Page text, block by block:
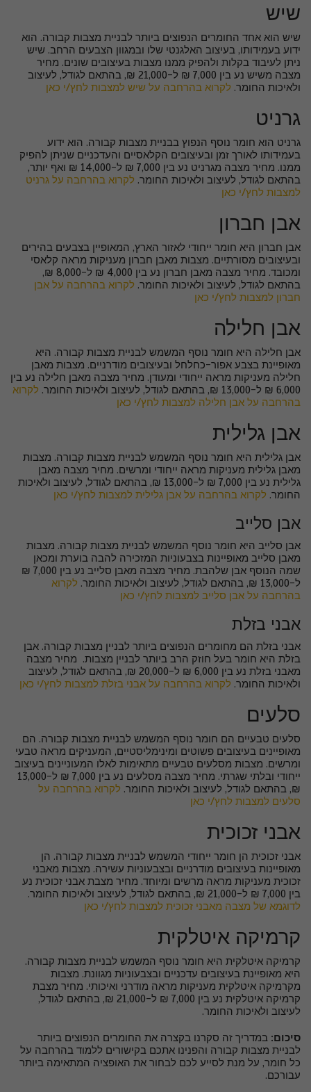
שיש
שיש הוא אחד החומרים הנפוצים ביותר לבניית מצבות קבורה. הוא
ידוע בעמידותו, בעיצוב האלגנטי שלו ובמגוון הצבעים הרחב. שיש
ניתן לעיבוד בקלות ולהפיק ממנו מצבות בעיצובים שונים. מחיר
מצבה משיש נע בין 7,000 ₪ ל-21,000 ₪, בהתאם לגודל, לעיצוב
ולאיכות החומר. לקרוא בהרחבה על שיש למצבות לחץ/י כאן
גרניט
גרניט הוא חומר נוסף הנפוץ בבניית מצבות קבורה. הוא ידוע
בעמידותו לאורך זמן ובעיצובים הקלאסיים והעדכניים שניתן להפיק
ממנו. מחיר מצבה מגרניט נע בין 7,000 ₪ ל-14,000 ₪ ואף יותר,
בהתאם לגודל, לעיצוב ולאיכות החומר. לקרוא בהרחבה על גרניט
למצבות לחץ/י כאן
אבן חברון
אבן חברון היא חומר ייחודי לאזור הארץ, המאופיין בצבעים בהירים
ובעיצובים מסורתיים. מצבות מאבן חברון מעניקות מראה קלאסי
ומכובד. מחיר מצבה מאבן חברון נע בין 4,000 ₪ ל-8,000 ₪,
בהתאם לגודל, לעיצוב ולאיכות החומר. לקרוא בהרחבה על אבן
חברון למצבות לחץ/י כאן
אבן חלילה
אבן חלילה היא חומר נוסף המשמש לבניית מצבות קבורה. היא
מאופיינת בצבע אפור-כחלחל ובעיצובים מודרניים. מצבות מאבן
חלילה מעניקות מראה ייחודי ומעודן. מחיר מצבה מאבן חלילה נע בין
6,000 ₪ ל-13,000 ₪, בהתאם לגודל, לעיצוב ולאיכות החומר.
לקרוא
בהרחבה על אבן חלילה למצבות לחץ/י כאן
אבן גלילית
אבן גלילית היא חומר נוסף המשמש לבניית מצבות קבורה. מצבות
מאבן גלילית מעניקות מראה ייחודי ומרשים. מחיר מצבה מאבן
גלילית נע בין 7,000 ₪ ל-13,000 ₪, בהתאם לגודל, לעיצוב ולאיכות
החומר. לקרוא בהרחבה על אבן גלילית למצבות לחץ/י כאן
אבן סלייב
אבן סלייב היא חומר נוסף המשמש לבניית מצבות קבורה. מצבות
מאבן סלייב מאופיינות בצבעוניות המזכירה להבה בוערת ומכאן
שמה הנוסף אבן שלהבת. מחיר מצבה מאבן סלייב נע בין 7,000 ₪
ל-13,000 ₪, בהתאם לגודל, לעיצוב ולאיכות החומר.
לקרוא
בהרחבה על אבן סלייב למצבות לחץ/י כאן
אבני בזלת
אבני בזלת הם מחומרים הנפוצים ביותר לבניין מצבות קבורה. אבן
בזלת היא חומר בעל חוזק הרב ביותר לבניין מצבות. מחיר מצבה
מאבני בזלת נע בין 6,000 ₪ ל-20,000 ₪, בהתאם לגודל, לעיצוב
ולאיכות החומר. לקרוא בהרחבה על אבני בזלת למצבות לחץ/י כאן
סלעים
סלעים טבעיים הם חומר נוסף המשמש לבניית מצבות קבורה. הם
מאופיינים בעיצובים פשוטים ומינימליסטיים, המעניקים מראה טבעי
ומרשים. מצבות מסלעים טבעיים מתאימות לאלו המעוניינים בעיצוב
ייחודי ובלתי שגרתי. מחיר מצבה מסלעים נע בין 7,000 ₪ ל-13,000
₪, בהתאם לגודל, לעיצוב ולאיכות החומר. לקרוא בהרחבה על
סלעים למצבות לחץ/י כאן
אבני זכוכית
אבני זכוכית הן חומר ייחודי המשמש לבניית מצבות קבורה. הן
מאופיינות בעיצובים מודרניים ובצבעוניות עשירה. מצבות מאבני
זכוכית מעניקות מראה מרשים ומיוחד. מחיר מצבת אבני זכוכית נע
בין 7,000 ₪ ל-21,000 ₪, בהתאם לגודל, לעיצוב ולאיכות החומר.
לדוגמא של מצבה מאבני זכוכית למצבות לחץ/י כאן
קרמיקה איטלקית
קרמיקה איטלקית היא חומר נוסף המשמש לבניית מצבות קבורה.
היא מאופיינת בעיצובים עדכניים ובצבעוניות מגוונת. מצבות
מקרמיקה איטלקית מעניקות מראה מודרני ואיכותי. מחיר מצבת
קרמיקה איטלקית נע בין 7,000 ₪ ל-21,000 ₪, בהתאם לגודל,
לעיצוב ולאיכות החומר.
סיכום: במדריך זה סקרנו בקצרה את החומרים הנפוצים ביותר
לבניית מצבות קבורה והפנינו אתכם בקישורים ללמוד בהרחבה על
כל חומר, על מנת לסייע לכם לבחור את האופציה המתאימה ביותר
עבורכם.